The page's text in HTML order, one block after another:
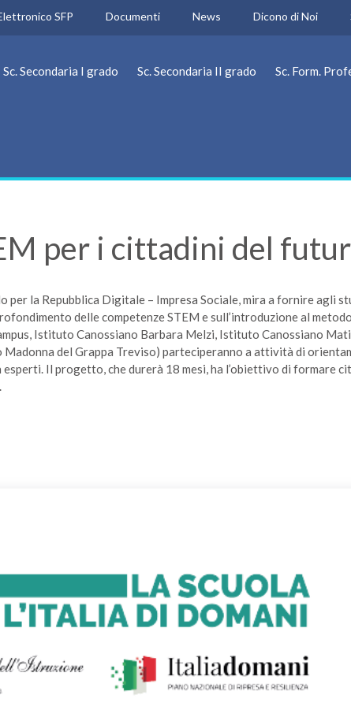
SFP Documenti News Dicono di Noi
Sc. Secondaria I grado Sc. Secondaria II grado Sc. Form.
per i cittadini del
la Repubblica Digitale – Impresa Sociale, mira a fornire agli
delle competenze STEM e sull’introduzione al
Istituto Canossiano Barbara Melzi, Istituto Canossiano
del Grappa Treviso) parteciperanno a attività di
Il progetto, che durerà 18 mesi, ha l’obiettivo di formare